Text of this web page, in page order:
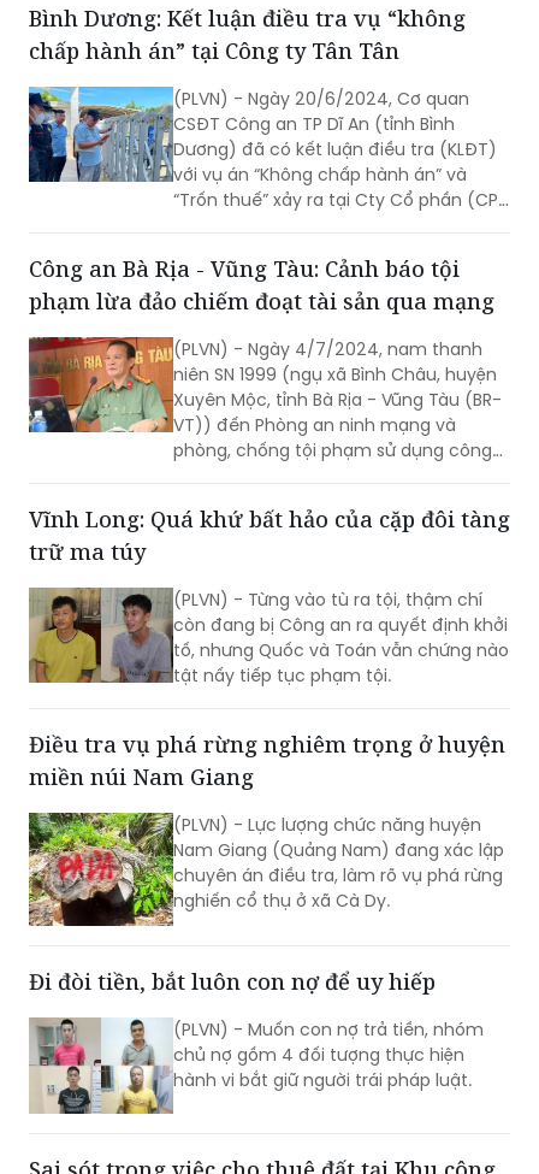
(PLVN) - Ngày 20/6/2024, Cơ quan
CSĐT Công an TP Dĩ An (tỉnh Bình
Dương) đã có kết luận điều tra (KLĐT)
với vụ án “Không chấp hành án” và
“Trốn thuế” xảy ra tại Cty Cổ phần (CP)
Tân Tân (chuyên sản xuất đậu phộng,
trụ sở số 32C, khu phố Nội Hóa 1, phường
Bình An).
Công an Bà Rịa - Vũng Tàu: Cảnh báo tội
(PLVN) - Ngày 4/7/2024, nam thanh
niên SN 1999 (ngụ xã Bình Châu, huyện
Xuyên Mộc, tỉnh Bà Rịa - Vũng Tàu (BR-
VT)) đến Phòng an ninh mạng và
phòng, chống tội phạm sử dụng công
nghệ cao (ANM) Công an BR-VT trình
báo về việc bị lừa đảo chiếm đoạt tiền
khi tham gia nhóm "Đầu tư sinh lời".
Vĩnh Long: Quá khứ bất hảo của cặp đôi tàng
(PLVN) - Từng vào tù ra tội, thậm chí
tố, nhưng Quốc và Toán vẫn chứng nào
tật nấy tiếp tục phạm tội.
Điều tra vụ phá rừng nghiêm trọng ở huyện
(PLVN) - Lực lượng chức năng huyện
Nam Giang (Quảng Nam) đang xác lập
chuyên án điều tra, làm rõ vụ phá rừng
nghiến cổ thụ ở xã Cà Dy.
Đi đòi tiền, bắt luôn con nợ để uy hiếp
(PLVN) - Muốn con nợ trả tiền, nhóm
chủ nợ gồm 4 đối tượng thực hiện
hành vi bắt giữ người trái pháp luật.
Sai sót trong việc cho thuê đất tại Khu công